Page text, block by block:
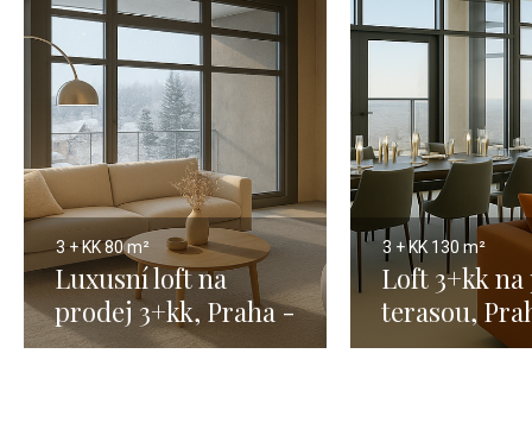
3 + KK80 m²
Luxusní loft na
prodej 3+kk, Praha -
80 m²
3 + KK 130 m²
Loft 3+kk
terasou,
m²